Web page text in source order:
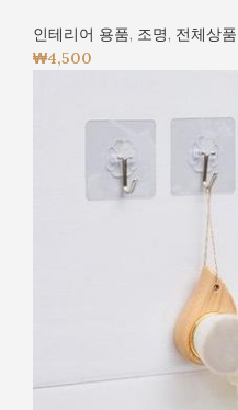
인테리어 용품, 조명, 전체상품
₩4,500